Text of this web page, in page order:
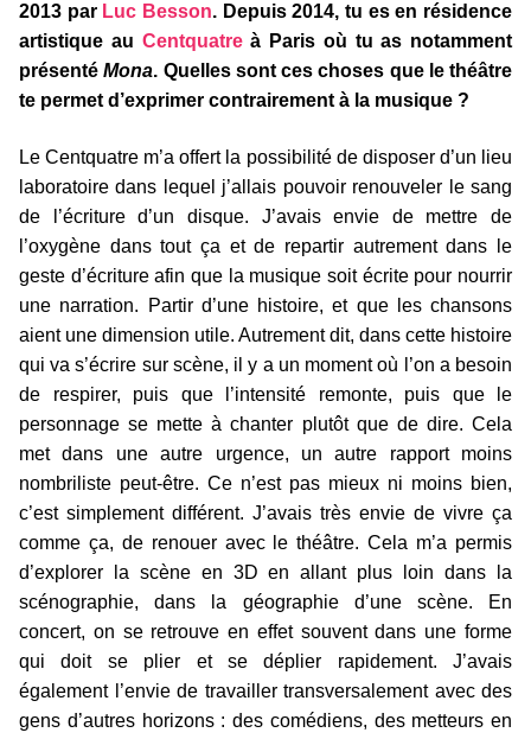
2013 par Luc Besson. Depuis 2014, tu es en résidence
artistique au Centquatreà Paris où tu as notamment
présentéMona. Quelles sont ces choses que le théâtre
te permet d’exprimer contrairement à la musique ?
Le Centquatre m’a offert la possibilité de disposer d’un lieu
laboratoire dans lequel j’allais pouvoir renouveler le sang
de l’écriture d’un disque. J’avais envie de mettre de
l’oxygène dans tout ça et de repartir autrement dans le
geste d’écriture afin que la musique soit écrite pour nourrir
une narration. Partir d’une histoire, et que les chansons
aient une dimension utile. Autrement dit, dans cette histoire
qui va s’écrire sur scène, il y a un moment où l’on a besoin
de respirer, puis que l’intensité remonte, puis que le
personnage se mette à chanter plutôt que de dire. Cela
met dans une autre urgence, un autre rapport moins
nombriliste peut-être. Ce n’est pas mieux ni moins bien,
c’est simplement différent. J’avais très envie de vivre ça
comme ça, de renouer avec le théâtre. Cela m’a permis
d’explorer la scène en 3D en allant plus loin dans la
scénographie, dans la géographie d’une scène. En
concert, on se retrouve en effet souvent dans une forme
qui doit se plier et se déplier rapidement. J’avais
également l’envie de travailler transversalement avec des
gens d’autres horizons : des comédiens, des metteurs en